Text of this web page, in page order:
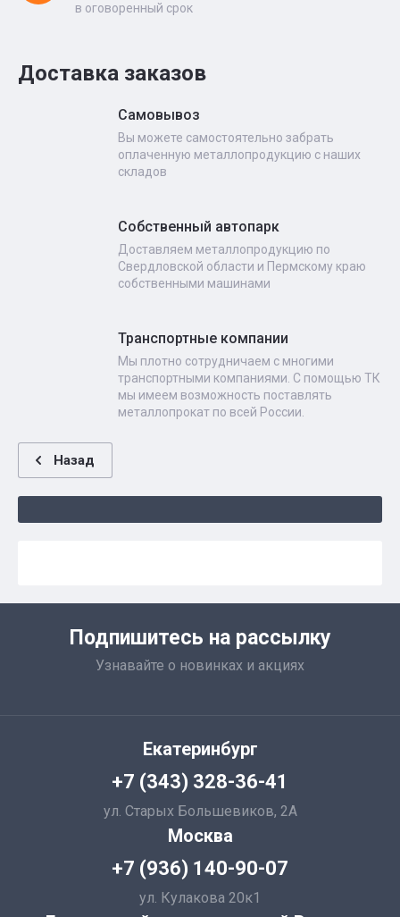
в оговоренный срок
Доставка заказов
Самовывоз
Вы можете самостоятельно забрать
оплаченную металлопродукцию с наших
складов
Собственный автопарк
Доставляем металлопродукцию по
Свердловской области и Пермскому краю
собственными машинами
Транспортные компании
Мы плотно сотрудничаем с многими
транспортными компаниями. С помощью ТК
мы имеем возможность поставлять
металлопрокат по всей России.
Назад
Подпишитесь на рассылку
Узнавайте о новинках и акциях
Екатеринбург
+7 (343) 328-36-41
ул. Старых Большевиков, 2А
Москва
+7 (936) 140-90-07
ул. Кулакова 20к1